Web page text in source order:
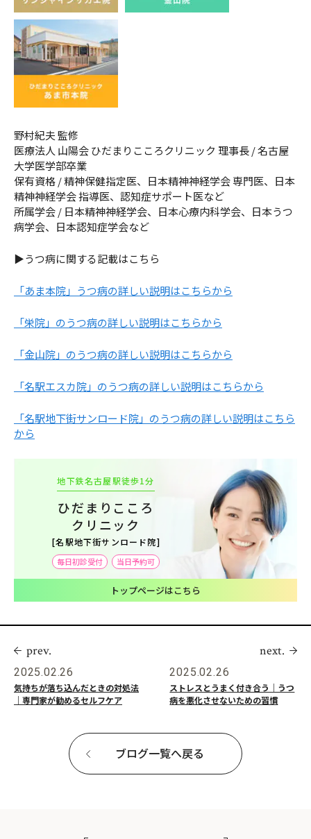
野村紀夫 監修
医療法人 山陽会 ひだまりこころクリニック 理事長 / 名古屋
大学医学部卒業
保有資格 / 精神保健指定医、日本精神神経学会 専門医、日本
精神神経学会 指導医、認知症サポート医など
所属学会 / 日本精神神経学会、日本心療内科学会、日本うつ
病学会、日本認知症学会など
▶うつ病に関する記載はこちら
「あま本院」うつ病の詳しい説明はこちらから
「栄院」のうつ病の詳しい説明はこちらから
「金山院」のうつ病の詳しい説明はこちらから
「名駅エスカ院」のうつ病の詳しい説明はこちらから
「名駅地下街サンロード院」のうつ病の詳しい説明はこちら
から
地下鉄名古屋駅徒歩1分
ひだまりこころ
クリニック
[名駅地下街サンロード院]
毎日初診受付 当日予約可
トップページはこちら
prev.
2025.02.26
気持ちが落ち込んだときの対処法
｜専門家が勧めるセルフケア
next.
2025.02.26
ストレスとうまく付き合う｜うつ
病を悪化させないための習慣
ブログ一覧へ戻る